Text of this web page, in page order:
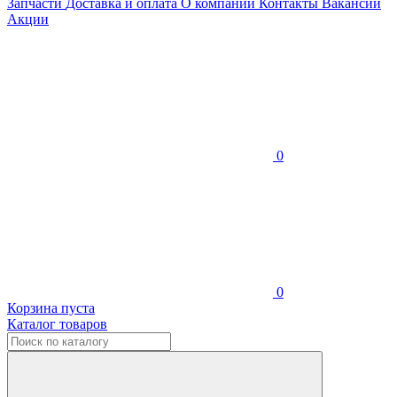
Запчасти Доставка и оплата О компании Контакты Вакансии
Акции
0
0
Корзина пуста
Каталог товаров